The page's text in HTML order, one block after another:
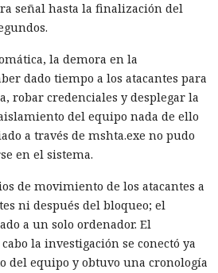
señal hasta la finalización del
la demora en la
dado tiempo a los atacantes para
robar credenciales y desplegar la
del equipo nada de ello
a través de mshta.exe no pudo
en el sistema.
de movimiento de los atacantes a
ni después del bloqueo; el
a un solo ordenador. El
la investigación se conectó ya
del equipo y obtuvo una cronología